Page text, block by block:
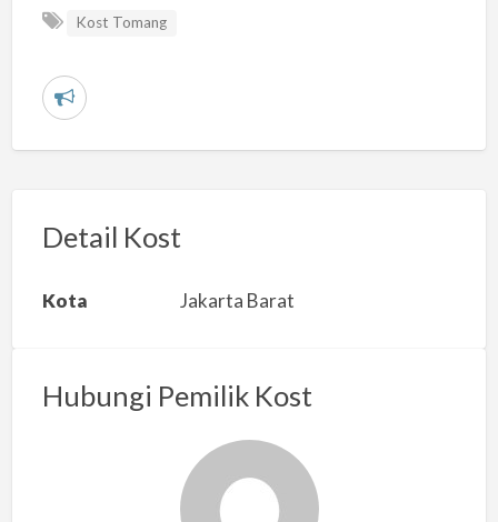
Kost Tomang
L
r
a
s
Detail Kost
Kota Jakarta Barat
Hubungi Pemilik Kost